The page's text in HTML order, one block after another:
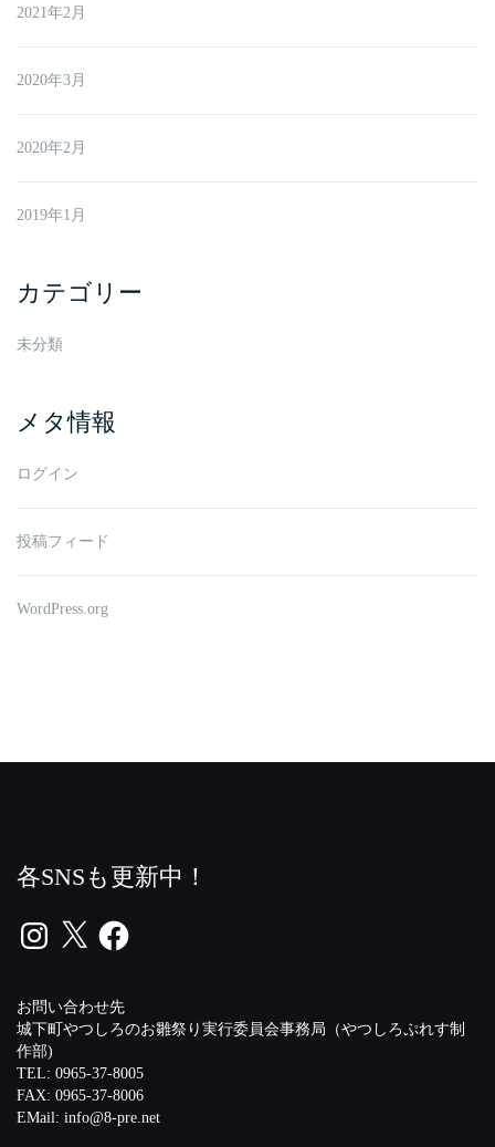
2021年2月
2020年3月
2020年2月
2019年1月
カテゴリー
未分類
メタ情報
ログイン
投稿フィード
WordPress.org
各SNSも更新中！
Instagram
X Facebook
お問い合わせ先
城下町やつしろのお雛祭り実行委員会事務局（やつしろぷれす制
作部)
TEL: 0965-37-8005
FAX: 0965-37-8006
EMail: info@8-pre.net